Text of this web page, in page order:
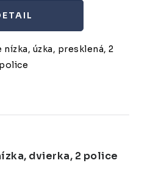
úzka, presklená, 2
police
dvierka, 2 police